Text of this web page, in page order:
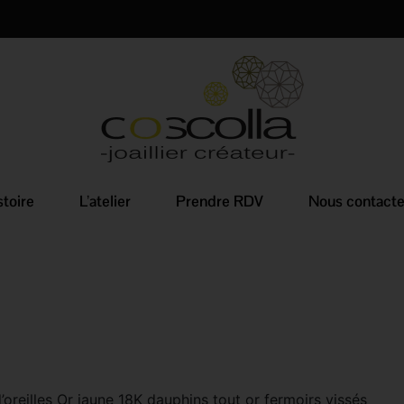
L’atelier Prendre RDV Nous
Or jaune 18K dauphins tout or fermoirs vissés